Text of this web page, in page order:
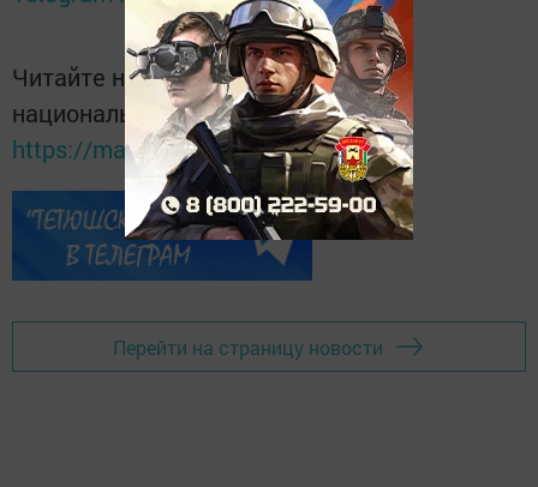
Читайте новости Татарстана в
национальном мессенджере MАХ:
https://max.ru/tatmedia
Перейти на страницу новости